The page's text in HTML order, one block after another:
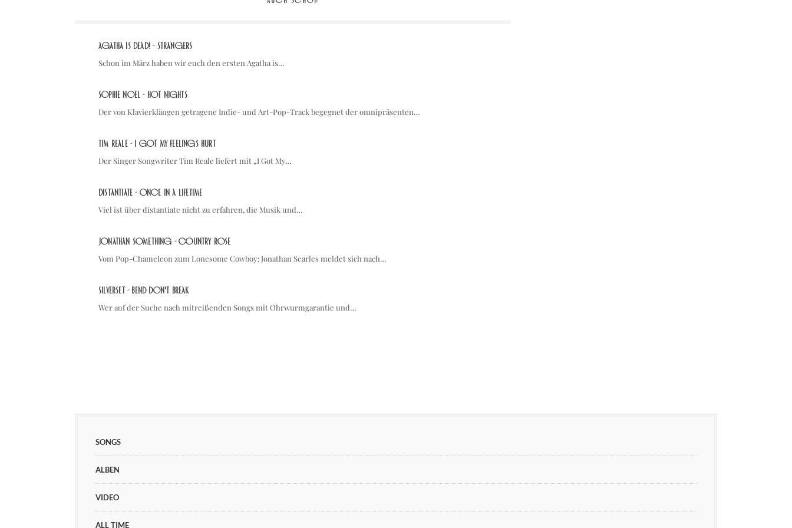
Agatha is Dead! - Strangers
Schon im März haben wir euch den ersten Agatha is…
Sophie Noel - Hot Nights
Der von Klavierklängen getragene Indie- und Art-Pop-Track begegnet der omnipräsenten…
Tim Reale - I Got My Feelings Hurt
Der Singer Songwriter Tim Reale liefert mit „I Got My…
distantiate - once in a lifetime
Viel ist über distantiate nicht zu erfahren, die Musik und…
Jonathan Something - Country Rose
Vom Pop-Chameleon zum Lonesome Cowboy: Jonathan Searles meldet sich nach…
Silverset - Bend Don't Break
Wer auf der Suche nach mitreißenden Songs mit Ohrwurmgarantie und…
SONGS
ALBEN
VIDEO
ALL TIME